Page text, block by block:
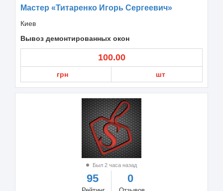
Мастер «Титаренко Игорь Сергеевич»
Киев
Вывоз демонтированных окон
100.00
грн шт
Был 2 часа назад
95 0